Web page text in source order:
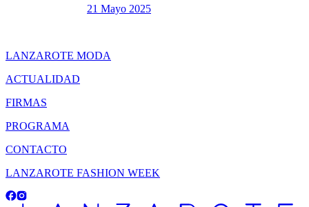
LANZAROTE MODA
ACTUALIDAD
FIRMAS
PROGRAMA
CONTACTO
LANZAROTE FASHION WEEK